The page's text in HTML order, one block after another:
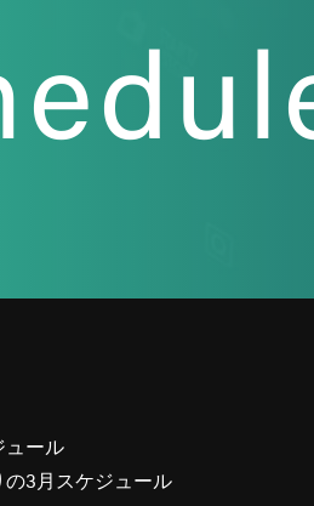
ュール
の3月スケジュール